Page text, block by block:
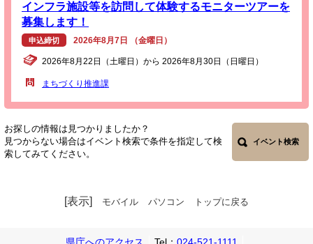
インフラ施設等を訪問して体験するモニターツアーを
募集します！
申込締切 2026年8月7日 （金曜日）
2026年8月22日（土曜日）から 2026年8月30日（日曜日）
まちづくり推進課
お探しの情報は見つかりましたか？
見つからない場合はイベント検索で条件を指定して検
索してみてください。
イベント検索
[表示] モバイル パソコン トップに戻る